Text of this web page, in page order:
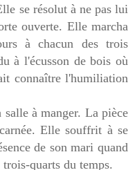
se résolut à ne pas lui
ouverte. Elle marcha
à chacun des trois
à l'écusson de bois où
connaître l'humiliation
à manger. La pièce
Elle souffrit à se
de son mari quand
quarts du temps.